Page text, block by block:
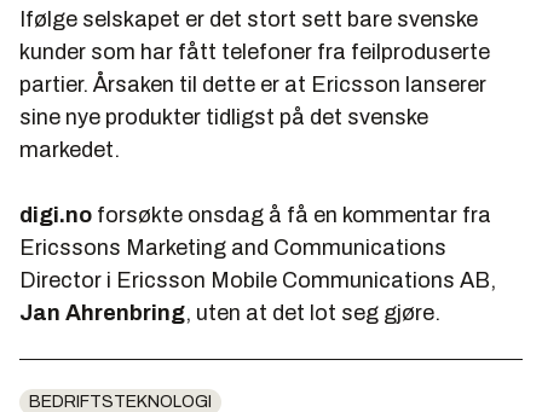
Ifølge selskapet er det stort sett bare svenske
kunder som har fått telefoner fra feilproduserte
partier. Årsaken til dette er at Ericsson lanserer
sine nye produkter tidligst på det svenske
markedet.
digi.no forsøkte onsdag å få en kommentar fra
Ericssons Marketing and Communications
Director i Ericsson Mobile Communications AB,
Jan Ahrenbring, uten at det lot seg gjøre.
BEDRIFTSTEKNOLOGI